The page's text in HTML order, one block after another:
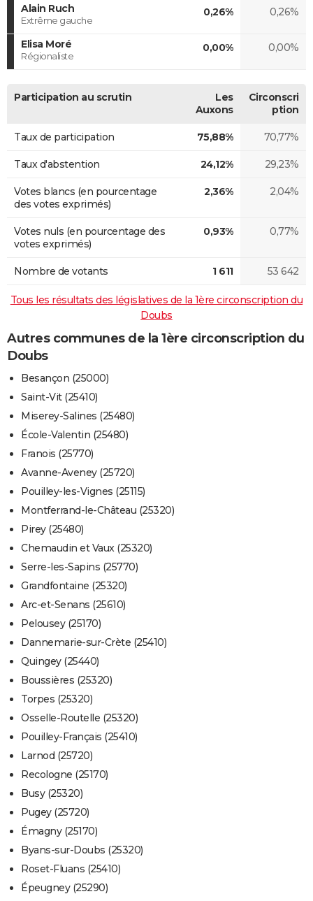
Alain Ruch
Extrême gauche
0,26% 0,26%
Elisa Moré
Régionaliste
0,00% 0,00%
Participation au scrutin
Les
Auxons
Circonscri
ption
Taux de participation 75,88% 70,77%
Taux d'abstention 24,12% 29,23%
Votes blancs (en pourcentage
des votes exprimés)
2,36% 2,04%
Votes nuls (en pourcentage des
votes exprimés)
0,93% 0,77%
Nombre de votants 1 611 53 642
Tous les résultats des législatives de la 1ère circonscription du
Doubs
Autres communes de la 1ère circonscription du
Doubs
Besançon (25000)
Saint-Vit (25410)
Miserey-Salines (25480)
École-Valentin (25480)
Franois (25770)
Avanne-Aveney (25720)
Pouilley-les-Vignes (25115)
Montferrand-le-Château (25320)
Pirey (25480)
Chemaudin et Vaux (25320)
Serre-les-Sapins (25770)
Grandfontaine (25320)
Arc-et-Senans (25610)
Pelousey (25170)
Dannemarie-sur-Crète (25410)
Quingey (25440)
Boussières (25320)
Torpes (25320)
Osselle-Routelle (25320)
Pouilley-Français (25410)
Larnod (25720)
Recologne (25170)
Busy (25320)
Pugey (25720)
Émagny (25170)
Byans-sur-Doubs (25320)
Roset-Fluans (25410)
Épeugney (25290)